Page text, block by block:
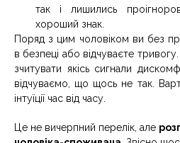
так і лишились
хороший знак.
Поряд з цим чоловіком ви без
в безпеці або відчуваєте
зчитувати якісь сигнали
відчуваємо, що щось не так.
інтуїції час від часу.
Це не вичерпний перелік, але